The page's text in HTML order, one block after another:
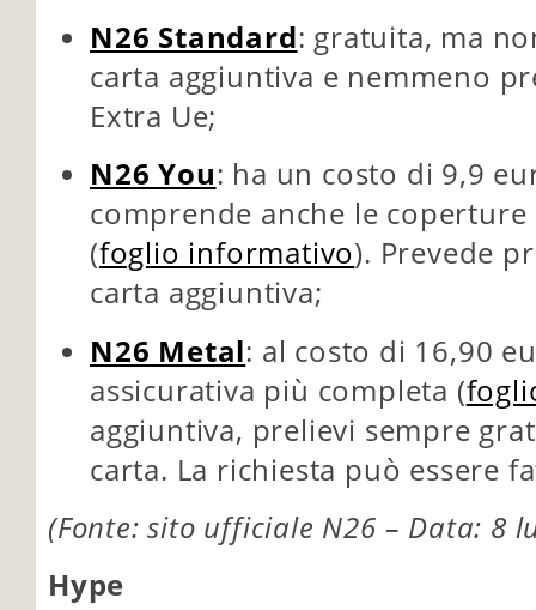
N26 Standard: gratuita, ma
carta aggiuntiva e nemmeno
Extra Ue;
N26 You: ha un costo di 9,9
comprende anche le coperture
(foglio informativo). Prevede
carta aggiuntiva;
N26 Metal: al costo di 16,90
assicurativa più completa (
aggiuntiva, prelievi sempre
carta. La richiesta può essere
(Fonte: sito ufficiale N26 – Data: 8
Hype